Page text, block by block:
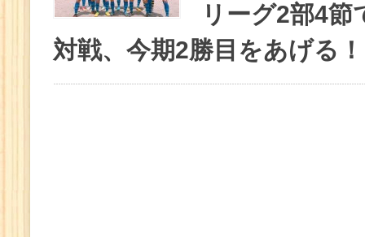
リーグ2部4節
対戦、今期2勝目をあげる！